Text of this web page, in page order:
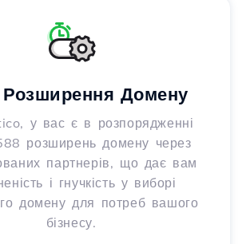
Розширення Домену
у вас є в розпорядженні
розширень домену через
партнерів, що дає вам
і гнучкість у виборі
домену для потреб вашого
бізнесу.